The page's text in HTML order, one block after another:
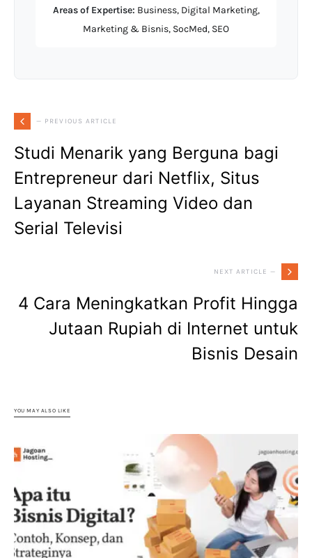
Areas of Expertise: Business, Digital Marketing,
Marketing & Bisnis, SocMed, SEO
— PREVIOUS ARTICLE
Studi Menarik yang Berguna bagi
Entrepreneur dari Netflix, Situs
Layanan Streaming Video dan
Serial Televisi
NEXT ARTICLE —
4 Cara Meningkatkan Profit Hingga
Jutaan Rupiah di Internet untuk
Bisnis Desain
YOU MAY ALSO LIKE